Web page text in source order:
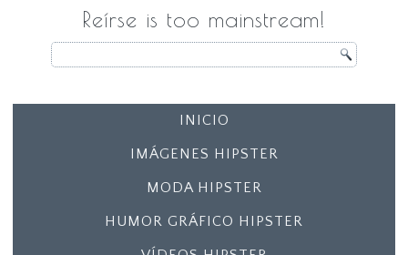
Reírse is too mainstream!
INICIO
IMÁGENES HIPSTER
MODA HIPSTER
HUMOR GRÁFICO HIPSTER